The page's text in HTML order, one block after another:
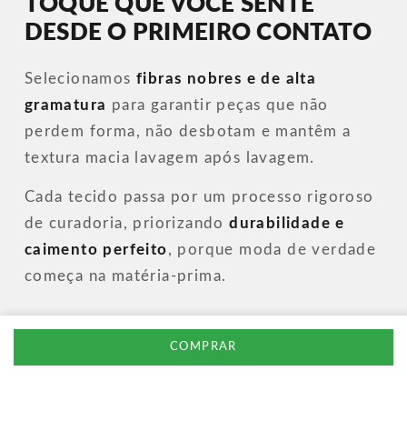
COMPRAR
TOQUE QUE VOCÊ SENTE
DESDE O PRIMEIRO CONTATO
Selecionamosfibras nobres e de alta
gramatura para garantir peças que não
perdem forma, não desbotam e mantêm a
textura macia lavagem após lavagem.
Cada tecido passa por um processo rigoroso
de curadoria, priorizandodurabilidade e
caimento perfeito, porque moda de verdade
começa na matéria-prima.